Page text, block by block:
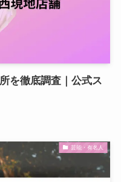
を徹底調査｜公式ス
芸能・有名人